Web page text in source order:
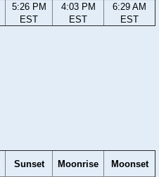
5:26 PM
EST
4:03 PM
EST
6:29 AM
EST
Sunset Moonrise
Moonset